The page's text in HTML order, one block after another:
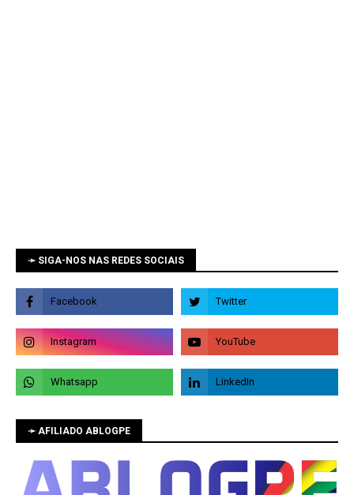
➛ SIGA-NOS NAS REDES SOCIAIS
➛ AFILIADO ABLOGPE